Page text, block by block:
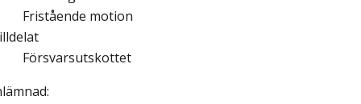
Fristående motion
Försvarsutskottet
: